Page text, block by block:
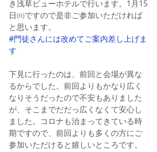
き浅草ビューホテルで行います。1月15
日㈰ですので是非ご参加いただければ
と思います。
#門徒さんには改めてご案内差し上げま
す
下見に行ったのは、前回と会場が異な
るからでした。前回よりもかなり広く
なりそうだったので不安もありました
が、そこまでだだっ広くなくて安心し
ました。コロナも治まってきている時
期ですので、前回よりも多くの方にご
参加いただけると嬉しいところです。